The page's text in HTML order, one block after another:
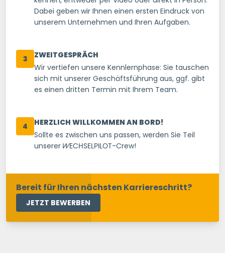
Dabei geben wir Ihnen einen ersten Eindruck von
unserem Unternehmen und Ihren Aufgaben.
3
ZWEITGESPRÄCH
Wir vertiefen unsere Kennlernphase: Sie tauschen
sich mit unserer Geschäftsführung aus, ggf. gibt
es einen dritten Termin mit Ihrem Team.
4
HERZLICH WILLKOMMEN AN BORD!
Sollte es zwischen uns passen, werden Sie Teil
unserer WECHSELPILOT-Crew!
Bereit für Ihren nächsten Karriereschritt?
JETZT BEWERBEN